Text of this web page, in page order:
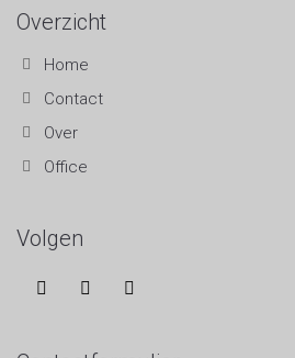
Overzicht
Home
Contact
Over
Office
Volgen